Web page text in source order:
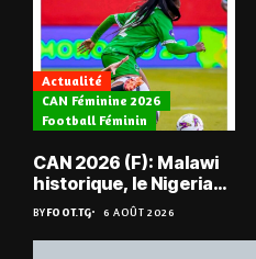
Actualité
CAN Féminine 2026
Football Féminin
CAN 2026 (F): Malawi
historique, le Nigeria
sauvé, la Zambie
éliminée
BYFOOT.TG 6 AOÛT 2026